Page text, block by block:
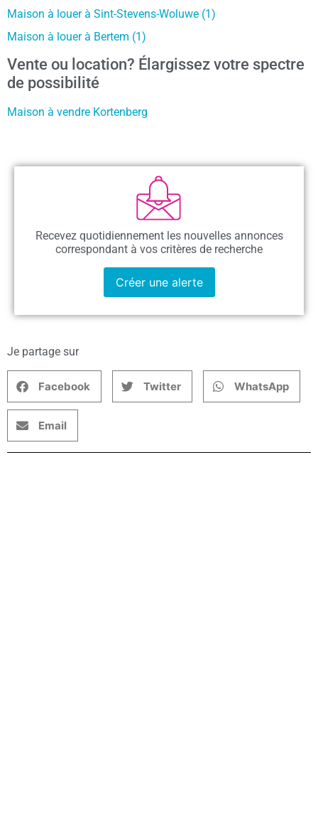
Maison à louer à Sint-Stevens-Woluwe (1)
Maison à louer à Bertem (1)
Vente ou location? Élargissez votre spectre
de possibilité
Maison à vendre Kortenberg
Recevez quotidiennement les nouvelles annonces
correspondant à vos critères de recherche
Créer une alerte
Je partage sur
Facebook Twitter WhatsApp
Email